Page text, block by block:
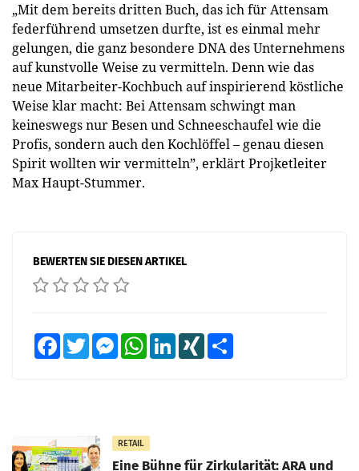
„Mit dem bereits dritten Buch, das ich für Attensam
federführend umsetzen durfte, ist es einmal mehr
gelungen, die ganz besondere DNA des Unternehmens
auf kunstvolle Weise zu vermitteln. Denn wie das
neue Mitarbeiter-Kochbuch auf inspirierend köstliche
Weise klar macht: Bei Attensam schwingt man
keineswegs nur Besen und Schneeschaufel wie die
Profis, sondern auch den Kochlöffel – genau diesen
Spirit wollten wir vermitteln”, erklärt Projketleiter
Max Haupt-Stummer.
BEWERTEN SIE DIESEN ARTIKEL
FacebookTwitter MessengerWhatsAppLinkedInXING
RETAIL
Eine Bühne für Zirkularität: ARA und